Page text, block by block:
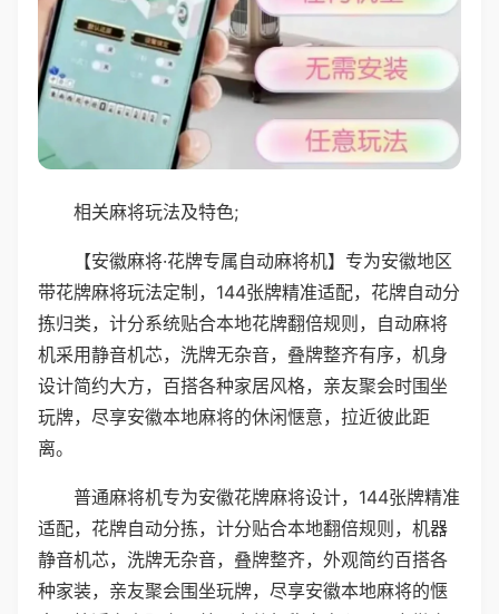
相关麻将玩法及特色;
【安徽麻将·花牌专属自动麻将机】专为安徽地区
带花牌麻将玩法定制，144张牌精准适配，花牌自动分
拣归类，计分系统贴合本地花牌翻倍规则，自动麻将
机采用静音机芯，洗牌无杂音，叠牌整齐有序，机身
设计简约大方，百搭各种家居风格，亲友聚会时围坐
玩牌，尽享安徽本地麻将的休闲惬意，拉近彼此距
离。
普通麻将机专为安徽花牌麻将设计，144张牌精准
适配，花牌自动分拣，计分贴合本地翻倍规则，机器
静音机芯，洗牌无杂音，叠牌整齐，外观简约百搭各
种家装，亲友聚会围坐玩牌，尽享安徽本地麻将的惬